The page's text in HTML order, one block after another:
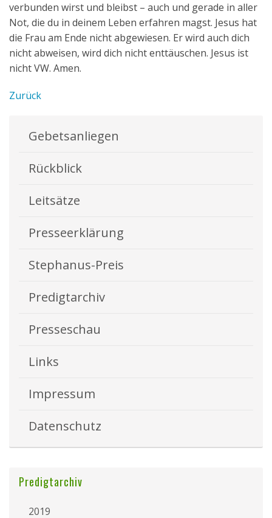
verbunden wirst und bleibst – auch und gerade in aller
Not, die du in deinem Leben erfahren magst. Jesus hat
die Frau am Ende nicht abgewiesen. Er wird auch dich
nicht abweisen, wird dich nicht enttäuschen. Jesus ist
nicht VW. Amen.
Zurück
Gebetsanliegen
Rückblick
Leitsätze
Presseerklärung
Stephanus-Preis
Predigtarchiv
Presseschau
Links
Impressum
Datenschutz
Predigtarchiv
2019